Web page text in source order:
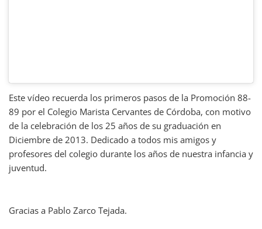
Este vídeo recuerda los primeros pasos de la Promoción 88-
89 por el Colegio Marista Cervantes de Córdoba, con motivo
de la celebración de los 25 años de su graduación en
Diciembre de 2013. Dedicado a todos mis amigos y
profesores del colegio durante los años de nuestra infancia y
juventud.
Gracias a Pablo Zarco Tejada.